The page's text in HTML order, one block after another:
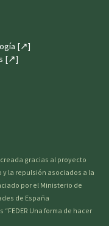
[↗]
[↗]
gracias al proyecto
la repulsión asociados a la
por el Ministerio de
de España
“FEDER Una forma de hacer